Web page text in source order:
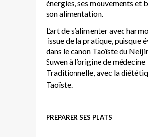
énergies, ses mouvements et
son alimentation.
L’art de s’alimenter avec
issue de la pratique, puisque
dans le canon Taoïste du
Suwenà l’origine de médecine
Traditionnelle, avec la
Taoïste.
PREPARER SES PLATS